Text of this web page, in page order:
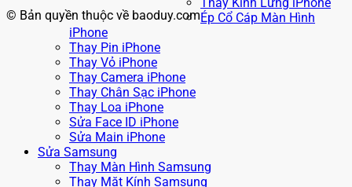
© Bản quyền thuộc về baoduy.comÉp Cổ Cáp Màn Hình
iPhone
Thay Pin iPhone
Thay Vỏ iPhone
Thay Camera iPhone
Thay Chân Sạc iPhone
Thay Loa iPhone
Sửa Face ID iPhone
Sửa Main iPhone
Sửa Samsung
Thay Màn Hình Samsung
Thay Mặt Kính Samsung